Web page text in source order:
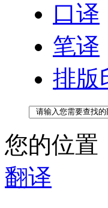
口译
笔译
排版
您的位置
翻译